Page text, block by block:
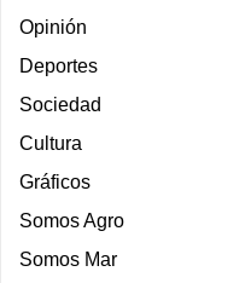
Opinión
Deportes
Sociedad
Cultura
Gráficos
Somos Agro
Somos Mar